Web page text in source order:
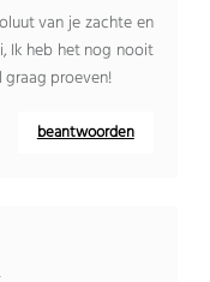
van je zachte en
Ik heb het nog nooit
proeven!
beantwoorden